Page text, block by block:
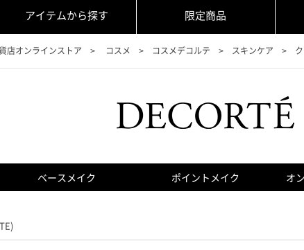
アイテムから探す 限定商品
店オンラインストア コスメ コスメデコルテ スキンケア
クリーム マスク
ベースメイク
コンシーラー コントロールカラー
ポイントメイク
リップカラー ネイルカラー
オ